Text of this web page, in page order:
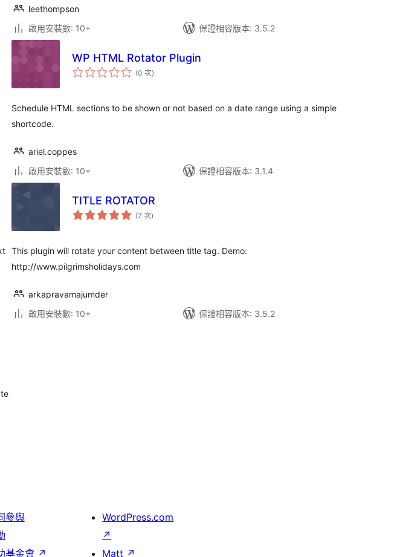
leethompson
啟用安裝數: 10+
保證相容版本: 3.5.2
WP HTML Rotator Plugin
(0 次評
分)
Schedule HTML sections to be shown or not based on a date range using a simple
shortcode.
ariel.coppes
啟用安裝數: 10+
保證相容版本: 3.1.4
TITLE ROTATOR
(7 次評
分)
This plugin will rotate your content between title tag. Demo:
http://www.pilgrimsholidays.com
arkapravamajumder
啟用安裝數: 10+
保證相容版本: 3.5.2
參與
基金會 ↗
WordPress.com
↗
Matt ↗